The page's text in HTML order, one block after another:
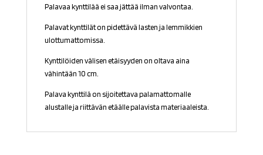
Palavaa kynttilää ei saa jättää ilman valvontaa.
Palavat kynttilät on pidettävä lasten ja lemmikkien
ulottumattomissa.
Kynttilöiden välisen etäisyyden on oltava aina
vähintään 10 cm.
Palava kynttilä on sijoitettava palamattomalle
alustalle ja riittävän etäälle palavista materiaaleista.